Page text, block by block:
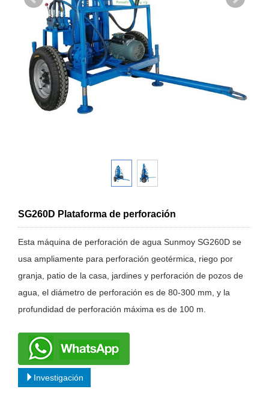
SG260D Plataforma de perforación
Esta máquina de perforación de agua Sunmoy SG260D se
usa ampliamente para perforación geotérmica, riego por
granja, patio de la casa, jardines y perforación de pozos de
agua, el diámetro de perforación es de 80-300 mm, y la
profundidad de perforación máxima es de 100 m.
Investigación